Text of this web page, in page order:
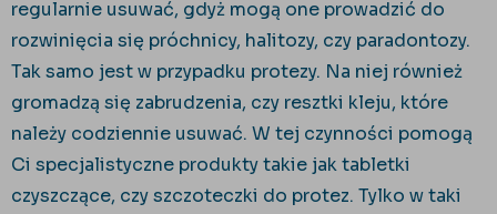
regularnie usuwać, gdyż mogą one prowadzić do
rozwinięcia się próchnicy, halitozy, czy paradontozy.
Tak samo jest w przypadku protezy. Na niej również
gromadzą się zabrudzenia, czy resztki kleju, które
należy codziennie usuwać. W tej czynności pomogą
Ci specjalistyczne produkty takie jak tabletki
czyszczące, czy szczoteczki do protez. Tylko w taki